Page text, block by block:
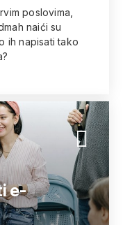
poslovima,
naići su
ih napisati tako
e-